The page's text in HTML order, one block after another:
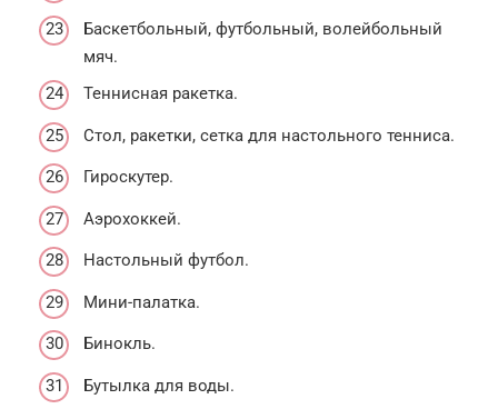
Баскетбольный, футбольный, волейбольный
мяч.
Теннисная ракетка.
Стол, ракетки, сетка для настольного тенниса.
Гироскутер.
Аэрохоккей.
Настольный футбол.
Мини-палатка.
Бинокль.
Бутылка для воды.